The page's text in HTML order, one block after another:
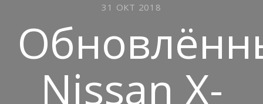
31 ОКТ 2018
Nissan X-